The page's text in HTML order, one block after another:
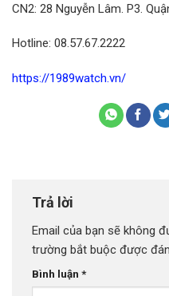
CN2: 28 Nguyễn Lâm. P3.
Hotline: 08.57.67.2222
https://1989watch.vn/
Trả lời
Email của bạn sẽ không
trường bắt buộc được
Bình luận *